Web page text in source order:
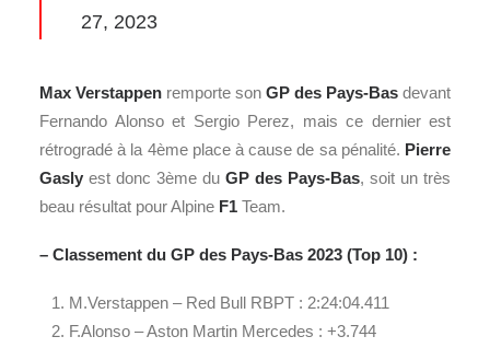
27, 2023
Max Verstappen remporte son GP des Pays-Bas devant
Fernando Alonso et Sergio Perez, mais ce dernier est
rétrogradé à la 4ème place à cause de sa pénalité. Pierre
Gasly est donc 3ème du GP des Pays-Bas, soit un très
beau résultat pour Alpine F1 Team.
– Classement du GP des Pays-Bas 2023 (Top 10) :
M.Verstappen – Red Bull RBPT : 2:24:04.411
F.Alonso – Aston Martin Mercedes : +3.744